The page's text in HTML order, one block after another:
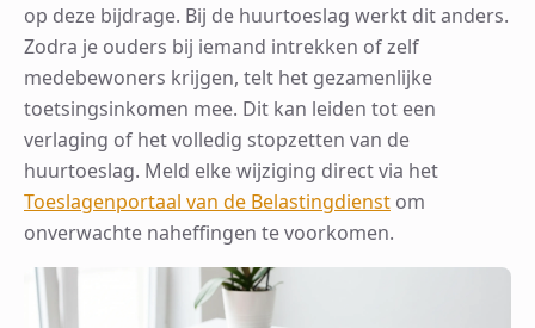
op deze bijdrage. Bij de huurtoeslag werkt dit anders.
Zodra je ouders bij iemand intrekken of zelf
medebewoners krijgen, telt het gezamenlijke
toetsingsinkomen mee. Dit kan leiden tot een
verlaging of het volledig stopzetten van de
huurtoeslag. Meld elke wijziging direct via het
Toeslagenportaal van de Belastingdienst om
onverwachte naheffingen te voorkomen.